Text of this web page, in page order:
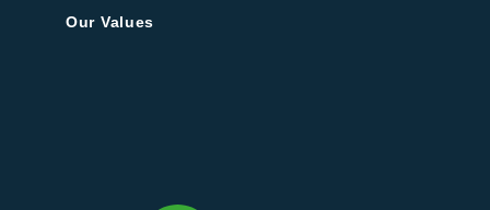
Our Values